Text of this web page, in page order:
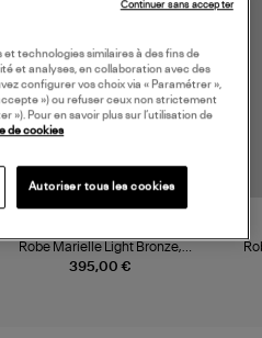
395,00 €
Robe Marielle Light Bronze,
Vestiaire
technologies similaires à des fins de
et analyses, en collaboration avec des
configurer vos choix via « Paramétrer »,
») ou refuser ceux non strictement
»). Pour en savoir plus sur l’utilisation de
de cookies
Autoriser tous les cookies
Continuer sans accepter